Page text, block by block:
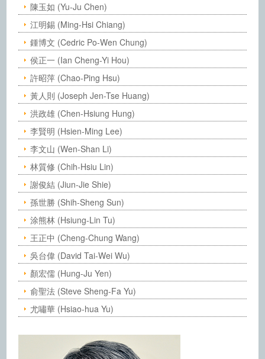
陳玉如 (Yu-Ju Chen)
江明錫 (Ming-Hsi Chiang)
鍾博文 (Cedric Po-Wen Chung)
侯正一 (Ian Cheng-Yi Hou)
許昭萍 (Chao-Ping Hsu)
黃人則 (Joseph Jen-Tse Huang)
洪政雄 (Chen-Hsiung Hung)
李賢明 (Hsien-Ming Lee)
李文山 (Wen-Shan Li)
林質修 (Chih-Hsiu Lin)
謝俊結 (Jiun-Jie Shie)
孫世勝 (Shih-Sheng Sun)
涂熊林 (Hsiung-Lin Tu)
王正中 (Cheng-Chung Wang)
吳台偉 (David Tai-Wei Wu)
顏宏儒 (Hung-Ju Yen)
俞聖法 (Steve Sheng-Fa Yu)
尤嘯華 (Hsiao-hua Yu)